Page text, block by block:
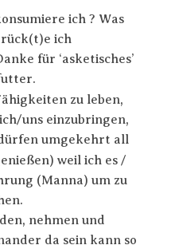
ich ? Was
ich
für ‘asketisches’
zu leben,
uns einzubringen,
umgekehrt all
weil ich es /
(Manna) um zu
nehmen und
da sein kann so